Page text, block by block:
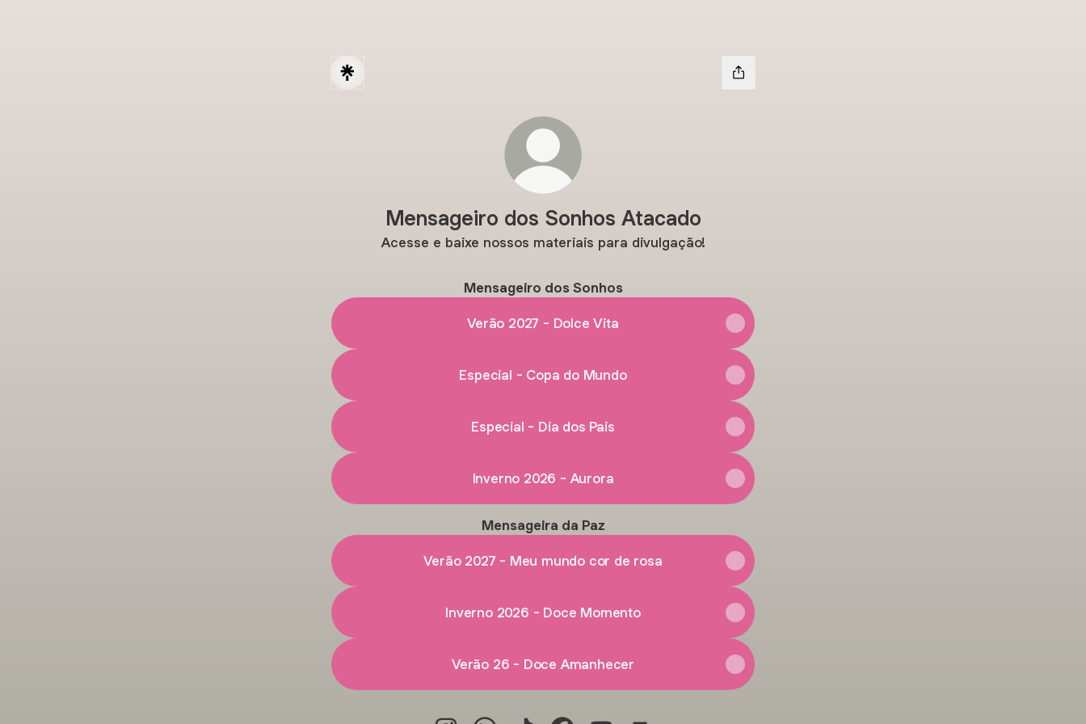
Mensageiro dos Sonhos Atacado
Acesse e baixe nossos materiais para divulgação!
Mensageiro dos Sonhos
Verão 2027 - Dolce Vita
Especial - Copa do Mundo
Especial - Dia dos Pais
Inverno 2026 - Aurora
Mensageira da Paz
Verão 2027 - Meu mundo cor de rosa
Inverno 2026 - Doce Momento
Verão 26 - Doce Amanhecer